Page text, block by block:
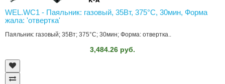
WEL.WC1 - Паяльник: газовый, 35Вт, 375°C, 30мин, Форма
жала: 'отвертка'
Паяльник: газовый; 35Вт; 375°C; 30мин; Форма: отвертка..
3,484.26 руб.